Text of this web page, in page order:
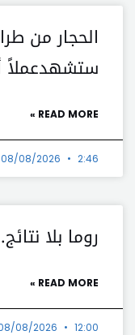
الحجار من
ستشهدعملاً
READ MORE »
08/08/2026 2:46 م
روما بلا
READ MORE »
08/2026 12:00 م